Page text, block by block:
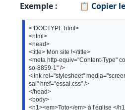
Exemple :
📋 Copier
<!DOCTYPE html>
<html>
<head>
<title> Mon site !</title>
<meta http-equiv="Content-Type"
so-8859-1" />
<link rel="stylesheet"
sai" href="essai.css" />
</head>
<body>
<h1><em>Toto</em> à l'église </